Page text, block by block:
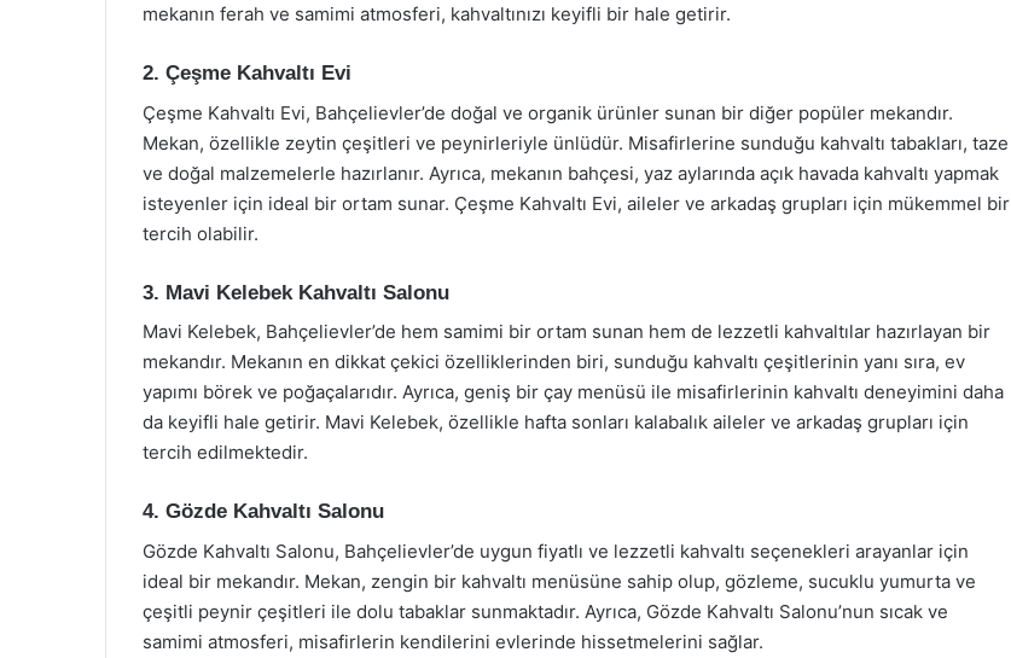
mekanın ferah ve samimi atmosferi, kahvaltınızı keyifli bir hale getirir.
2. Çeşme Kahvaltı Evi
Çeşme Kahvaltı Evi, Bahçelievler’de doğal ve organik ürünler sunan bir diğer popüler mekandır.
Mekan, özellikle zeytin çeşitleri ve peynirleriyle ünlüdür. Misafirlerine sunduğu kahvaltı tabakları, taze
ve doğal malzemelerle hazırlanır. Ayrıca, mekanın bahçesi, yaz aylarında açık havada kahvaltı yapmak
isteyenler için ideal bir ortam sunar. Çeşme Kahvaltı Evi, aileler ve arkadaş grupları için mükemmel bir
tercih olabilir.
3. Mavi Kelebek Kahvaltı Salonu
Mavi Kelebek, Bahçelievler’de hem samimi bir ortam sunan hem de lezzetli kahvaltılar hazırlayan bir
mekandır. Mekanın en dikkat çekici özelliklerinden biri, sunduğu kahvaltı çeşitlerinin yanı sıra, ev
yapımı börek ve poğaçalarıdır. Ayrıca, geniş bir çay menüsü ile misafirlerinin kahvaltı deneyimini daha
da keyifli hale getirir. Mavi Kelebek, özellikle hafta sonları kalabalık aileler ve arkadaş grupları için
tercih edilmektedir.
4. Gözde Kahvaltı Salonu
Gözde Kahvaltı Salonu, Bahçelievler’de uygun fiyatlı ve lezzetli kahvaltı seçenekleri arayanlar için
ideal bir mekandır. Mekan, zengin bir kahvaltı menüsüne sahip olup, gözleme, sucuklu yumurta ve
çeşitli peynir çeşitleri ile dolu tabaklar sunmaktadır. Ayrıca, Gözde Kahvaltı Salonu’nun sıcak ve
samimi atmosferi, misafirlerin kendilerini evlerinde hissetmelerini sağlar.